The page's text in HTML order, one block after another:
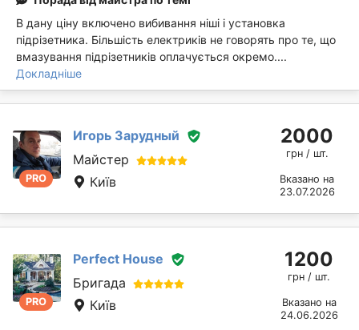
В дану ціну включено вибивання ніші і установка
підрізетника. Більшість електриків не говорять про те, що
вмазування підрізетників оплачується окремо....
Докладніше
PRO
Игорь Зарудный
Майстер
Київ
2000
грн / шт.
Вказано на
23.07.2026
PRO
Perfect House
Бригада
Київ
1200
грн / шт.
Вказано на
24.06.2026